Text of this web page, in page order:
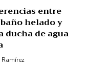
entre
helado y
ducha de agua
Ramírez